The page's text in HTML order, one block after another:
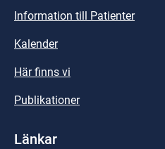
Information till Patienter
Kalender
Här finns vi
Publikationer
Länkar